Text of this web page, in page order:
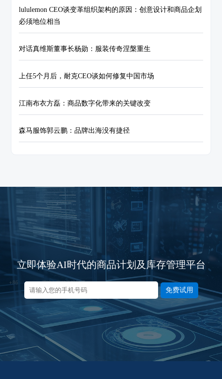
lululemon CEO谈变革组织架构的原因：创意设计和商品企划
必须地位相当
对话真维斯董事长杨勋：服装传奇涅槃重生
上任5个月后，耐克CEO谈如何修复中国市场
江南布衣方磊：商品数字化带来的关键改变
森马服饰郭云鹏：品牌出海没有捷径
立即体验AI时代的商品计划及库存管理平台
免费试用